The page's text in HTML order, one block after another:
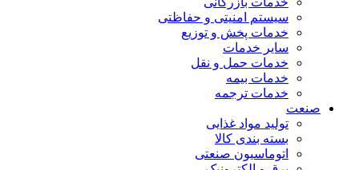
سیستم امنیتی و حفاظتی
خدمات پخش و توزیع
سایر خدمات
خدمات حمل و نقل
خدمات بیمه
خدمات ترجمه
صنعت
تولید مواد غذایی
بسته بندی کالا
اتوماسیون صنعتی